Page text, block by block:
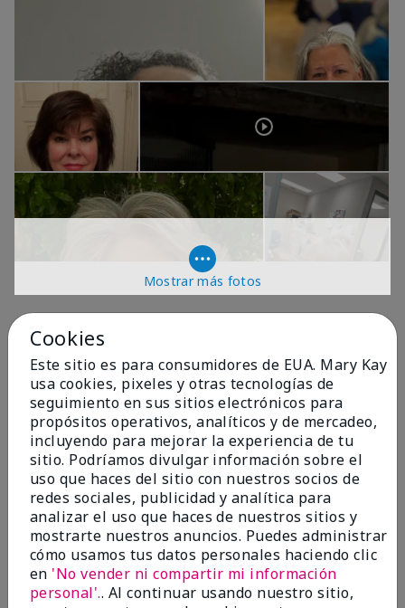
Mostrar más fotos
OPINIONES
4.9
299 Reseñas
Escribir Una Opinión
99%
de los encuestados recomendaría a un amigo.
5 estrellas 287
Cookies
Este sitio es para consumidores de EUA. Mary Kay
usa cookies, pixeles y otras tecnologías de
seguimiento en sus sitios electrónicos para
propósitos operativos, analíticos y de mercadeo,
incluyendo para mejorar la experiencia de tu
sitio. Podríamos divulgar información sobre el
uso que haces del sitio con nuestros socios de
redes sociales, publicidad y analítica para
analizar el uso que haces de nuestros sitios y
mostrarte nuestros anuncios. Puedes administrar
cómo usamos tus datos personales haciendo clic
en 'No vender ni compartir mi información
personal'.. Al continuar usando nuestro sitio,